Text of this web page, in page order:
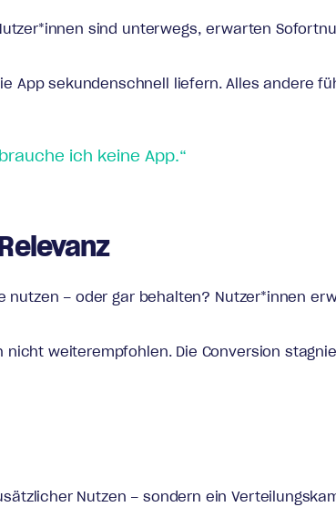
sind unterwegs, erwarten
App sekundenschnell liefern. Alles andere
ich keine App.“
– oder gar behalten? Nutzer*innen
weiterempfohlen. Die Conversion
Nutzen – sondern ein